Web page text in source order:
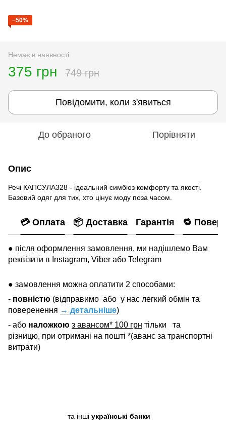
−50%
Немає в наявності
375 грн 749 грн
Повідомити, коли з'явиться
До обраного Порівняти
Опис
Речі КАПСУЛА328 - ідеальний симбіоз комфорту та якості.
Базовий одяг для тих, хто цінує моду поза часом.
💳 Оплата 📦 Доставка Гарантія 🔁
● після оформлення замовлення, ми надішлемо Вам
реквізити в Instagram, Viber або Telegram
● замовлення можна оплатити 2 способами:
- повністю (відправимо або у нас легкий обмін та
поверенення → детальніше)
- або наложкою з авансом* 100 грн тільки
та
різницю, при отримані на пошті *(аванс за транспортні
витрати)
та інші українські банки